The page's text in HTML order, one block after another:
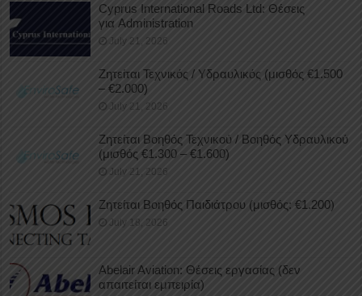
Cyprus International Roads Ltd: Θέσεις
για Administration
July 21, 2026
Ζητείται Τεχνικός / Υδραυλικός (μισθός €1.500
– €2.000)
July 21, 2026
Ζητείται Βοηθός Τεχνικού / Βοηθός Υδραυλικού
(μισθός €1.300 – €1.600)
July 21, 2026
Ζητείται Βοηθός Παιδιάτρου (μισθός: €1.200)
July 18, 2026
Abelair Aviation: Θέσεις εργασίας (δεν
απαιτείται εμπειρία)